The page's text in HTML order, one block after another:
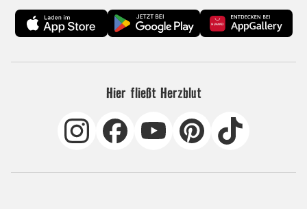
Hier fließt Herzblut